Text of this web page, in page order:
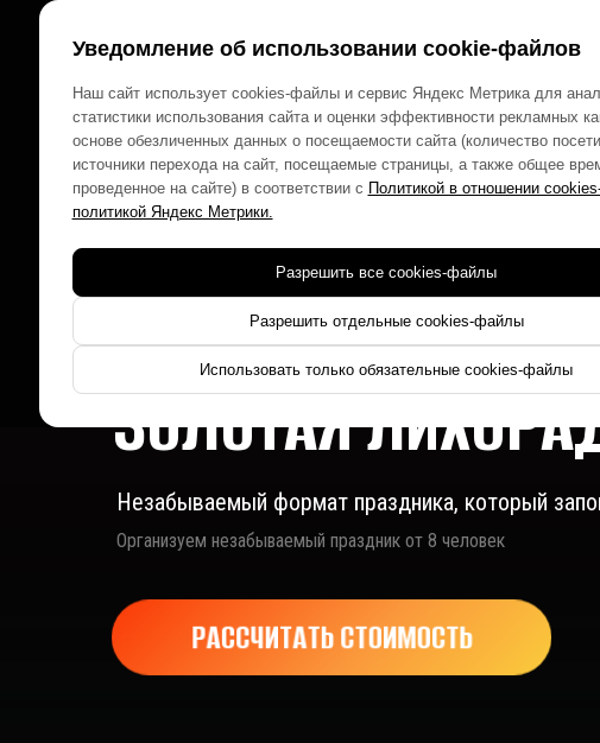
Уведомление об использовании cookie-файлов
Наш сайт использует cookies-файлы и сервис Яндекс Метрика для
статистики использования сайта и оценки эффективности рекламных
основе обезличенных данных о посещаемости сайта (количество
источники перехода на сайт, посещаемые страницы, а также общее
проведенное на сайте) в соответствии с Политикой в отношении
политикой Яндекс Метрики.
Разрешить все cookies-файлы
Разрешить отдельные cookies-файлы
Использовать только обязательные cookies-файлы
Для детей
Организуем незабываемый праздник от 8 человек
РАССЧИТАТЬ СТОИМОСТЬ
ДЕТСКИЙ ДЕНЬ
В СТИЛЕ
ЗОЛОТАЯ
Незабываемый формат праздника, который